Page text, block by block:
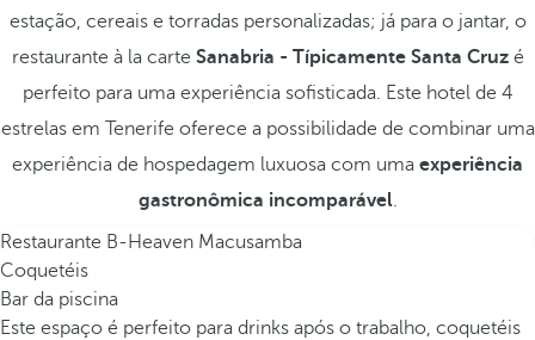
estação, cereais e torradas personalizadas; já para o jantar, o
restaurante à la carte Sanabria - Típicamente Santa Cruzé
perfeito para uma experiência sofisticada. Este hotel de 4
estrelas em Tenerife oferece a possibilidade de combinar uma
experiência de hospedagem luxuosa com uma experiência
gastronômica incomparável.
Restaurante B-Heaven Macusamba
Coquetéis
Bar da piscina
Este espaço é perfeito para drinks após o trabalho, coquetéis